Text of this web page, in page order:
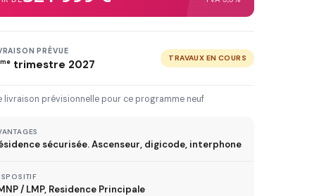
Immédiate 2027 2028
TVA à 5,5%
PRÉVUE
trimestre 2027 TRAVAUX EN COURS
livraison prévisionnelle pour ce programme neuf
sécurisée. Ascenseur, digicode, interphone
/ LMP, Residence Principale